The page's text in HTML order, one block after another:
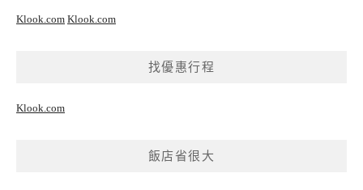
Klook.com Klook.com
找優惠行程
Klook.com
飯店省很大